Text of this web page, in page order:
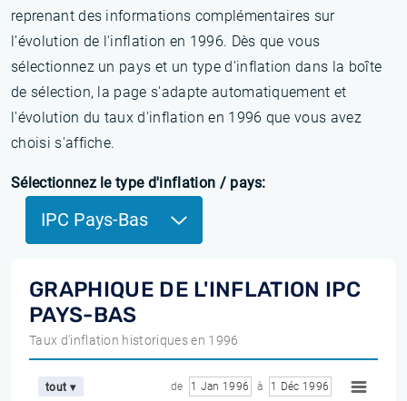
reprenant des informations complémentaires sur
l’évolution de l'inflation en 1996. Dès que vous
sélectionnez un pays et un type d'inflation dans la boîte
de sélection, la page s'adapte automatiquement et
l'évolution du taux d'inflation en 1996 que vous avez
choisi s'affiche.
Sélectionnez le type d'inflation / pays:
IPC Pays-Bas
GRAPHIQUE DE L'INFLATION IPC
PAYS-BAS
Taux d'inflation historiques en 1996
tout ▾ de 1 Jan 1996 à 1 Déc 1996